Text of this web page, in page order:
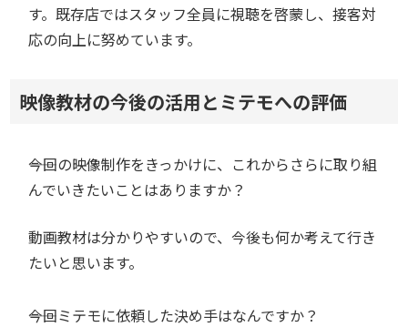
す。既存店ではスタッフ全員に視聴を啓蒙し、接客対
応の向上に努めています。
映像教材の今後の活用とミテモへの評価
――今回の映像制作をきっかけに、これからさらに取り組
んでいきたいことはありますか？
動画教材は分かりやすいので、今後も何か考えて行き
たいと思います。
――今回ミテモに依頼した決め手はなんですか？